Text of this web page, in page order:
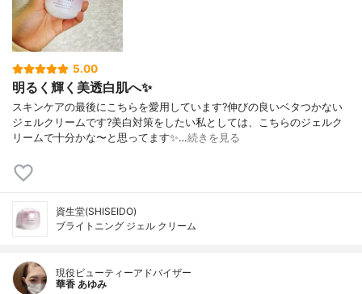
5.00
明るく輝く美透白肌へ✨
スキンケアの最後にこちらを愛用しています?伸びの良いベタつかない
ジェルクリームです?美白対策をしたい私としては、こちらのジェルク
リームで十分かな〜と思ってます✨…続きを見る
資生堂(SHISEIDO)
ブライトニング ジェル クリーム
現役ビューティーアドバイザー
華香 あゆみ